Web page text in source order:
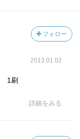
フォロー
2013.01.02
1刷
詳細をみる